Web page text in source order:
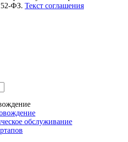
ФЗ. Текст соглашения
обслуживание